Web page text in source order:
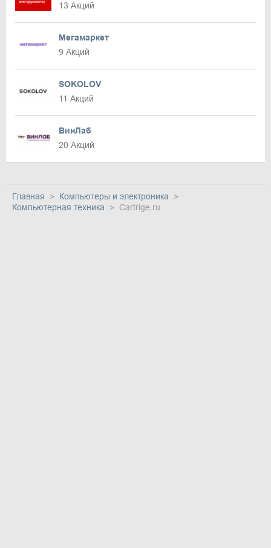
13 Акций
Мегамаркет
9 Акций
SOKOLOV
11 Акций
ВинЛаб
20 Акций
Главная
Компьютеры и электроника
Компьютерная техника
Cartrige.ru